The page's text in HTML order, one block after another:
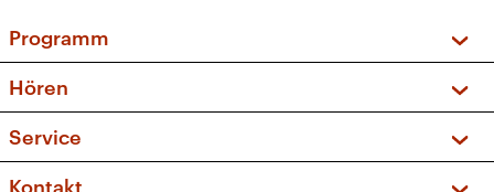
Programm
Sendungen und Podcasts
Musikliste
Kakadu – Das Kinderprogramm
Hören
Frequenzen (UKW + DAB+)
Service
FAQ
Kontakt